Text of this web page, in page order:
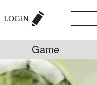
LOGIN
Game